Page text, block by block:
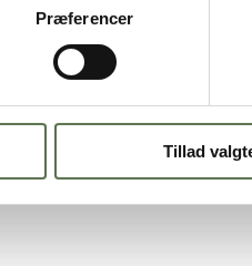
Præferencer
Tillad
der holder dig mæt
Det giver en god start på